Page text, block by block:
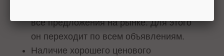
все предложения на рынке. Для этого
он переходит по всем объявлениям.
Наличие хорошего ценового